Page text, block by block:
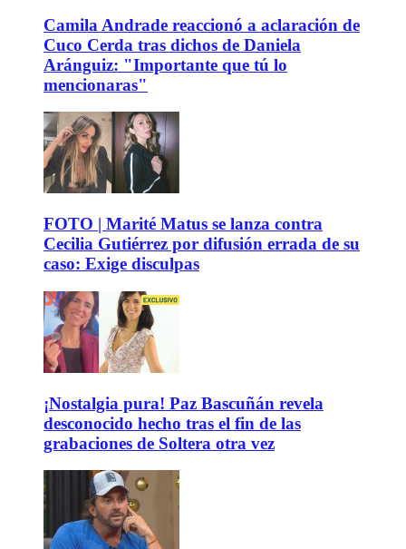
Camila Andrade reaccionó a aclaración de
Cuco Cerda tras dichos de Daniela
Aránguiz: "Importante que tú lo
mencionaras"
FOTO | Marité Matus se lanza contra
Cecilia Gutiérrez por difusión errada de su
caso: Exige disculpas
¡Nostalgia pura! Paz Bascuñán revela
desconocido hecho tras el fin de las
grabaciones de Soltera otra vez